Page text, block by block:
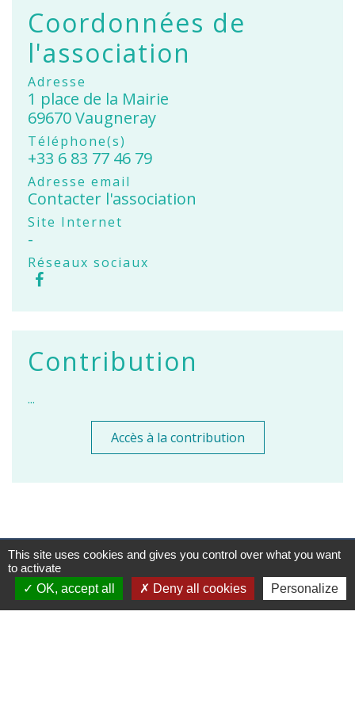
Coordonnées de
l'association
Adresse
1 place de la Mairie
69670 Vaugneray
Téléphone(s)
+33 6 83 77 46 79
Adresse email
Contacter l'association
Site Internet
-
Réseaux sociaux
Contribution
...
Accès à la contribution
Contacts
Commune de Vaugneray
1 place de la Mairie
This site uses cookies and gives you control over what you want
to activate
OK, accept all
Deny all cookies Personalize